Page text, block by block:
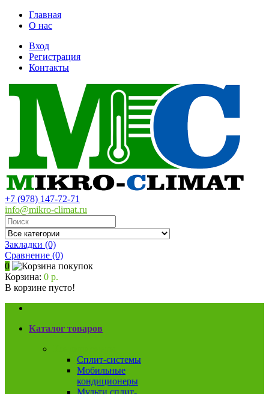
Главная
О нас
Вход
Регистрация
Контакты
+7 (978) 147-72-71
info@mikro-climat.ru
Закладки (0)
Сравнение (0)
0
Корзина: 0 р.
В корзине пусто!
Каталог товаров
Сплит-системы
Мобильные
кондиционеры
Мульти сплит-